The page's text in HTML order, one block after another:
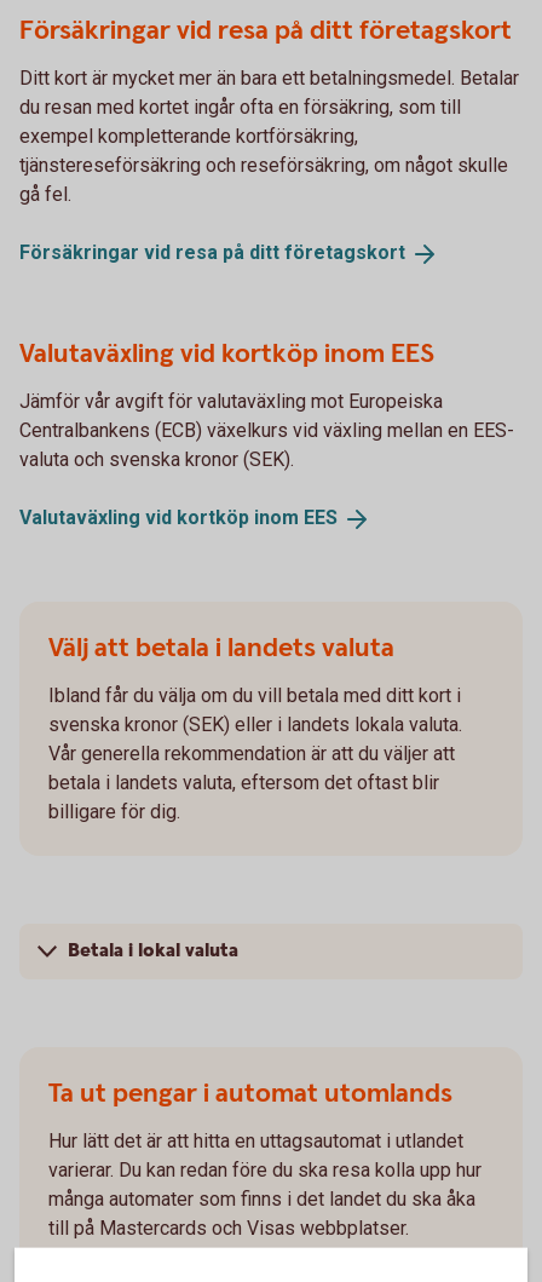
Försäkringar vid resa på ditt företagskort
Ditt kort är mycket mer än bara ett betalningsmedel. Betalar
du resan med kortet ingår ofta en försäkring, som till
exempel kompletterande kortförsäkring,
tjänstereseförsäkring och reseförsäkring, om något skulle
gå fel.
Försäkringar vid resa på ditt företagskort
Valutaväxling vid kortköp inom EES
Jämför vår avgift för valutaväxling mot Europeiska
Centralbankens (ECB) växelkurs vid växling mellan en EES-
valuta och svenska kronor (SEK).
Valutaväxling vid kortköp inom EES
Välj att betala i landets valuta
Ibland får du välja om du vill betala med ditt kort i
svenska kronor (SEK) eller i landets lokala valuta.
Vår generella rekommendation är att du väljer att
betala i landets valuta, eftersom det oftast blir
billigare för dig.
Betala i lokal valuta
Ta ut pengar i automat utomlands
Hur lätt det är att hitta en uttagsautomat i utlandet
varierar. Du kan redan före du ska resa kolla upp hur
många automater som finns i det landet du ska åka
till på Mastercards och Visas webbplatser.